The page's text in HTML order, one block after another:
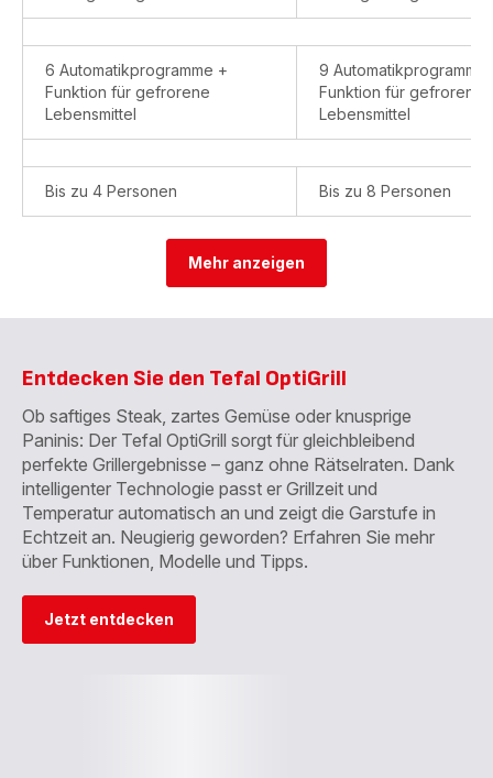
6 Automatikprogramme +
Funktion für gefrorene
Lebensmittel
9 Automatikprogramme
Funktion für gefrorene
Lebensmittel
Bis zu 4 Personen Bis zu 8 Personen
Mehr anzeigen
Entdecken Sie den Tefal OptiGrill
Ob saftiges Steak, zartes Gemüse oder knusprige
Paninis: Der Tefal OptiGrill sorgt für gleichbleibend
perfekte Grillergebnisse – ganz ohne Rätselraten. Dank
intelligenter Technologie passt er Grillzeit und
Temperatur automatisch an und zeigt die Garstufe in
Echtzeit an. Neugierig geworden? Erfahren Sie mehr
über Funktionen, Modelle und Tipps.
Jetzt entdecken